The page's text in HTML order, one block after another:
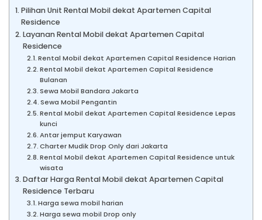
Pilihan Unit Rental Mobil dekat Apartemen Capital
Residence
Layanan Rental Mobil dekat Apartemen Capital
Residence
Rental Mobil dekat Apartemen Capital Residence Harian
Rental Mobil dekat Apartemen Capital Residence
Bulanan
Sewa Mobil Bandara Jakarta
Sewa Mobil Pengantin
Rental Mobil dekat Apartemen Capital Residence Lepas
kunci
Antar jemput Karyawan
Charter Mudik Drop Only dari Jakarta
Rental Mobil dekat Apartemen Capital Residence untuk
wisata
Daftar Harga Rental Mobil dekat Apartemen Capital
Residence Terbaru
Harga sewa mobil harian
Harga sewa mobil Drop only